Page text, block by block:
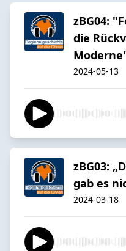
zBG04:
die
2024-05-13
zBG03:
gab es
2024-03-18